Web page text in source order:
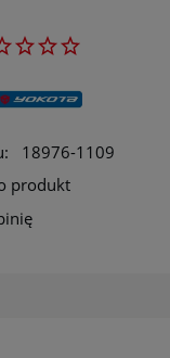
18976-1109
produkt